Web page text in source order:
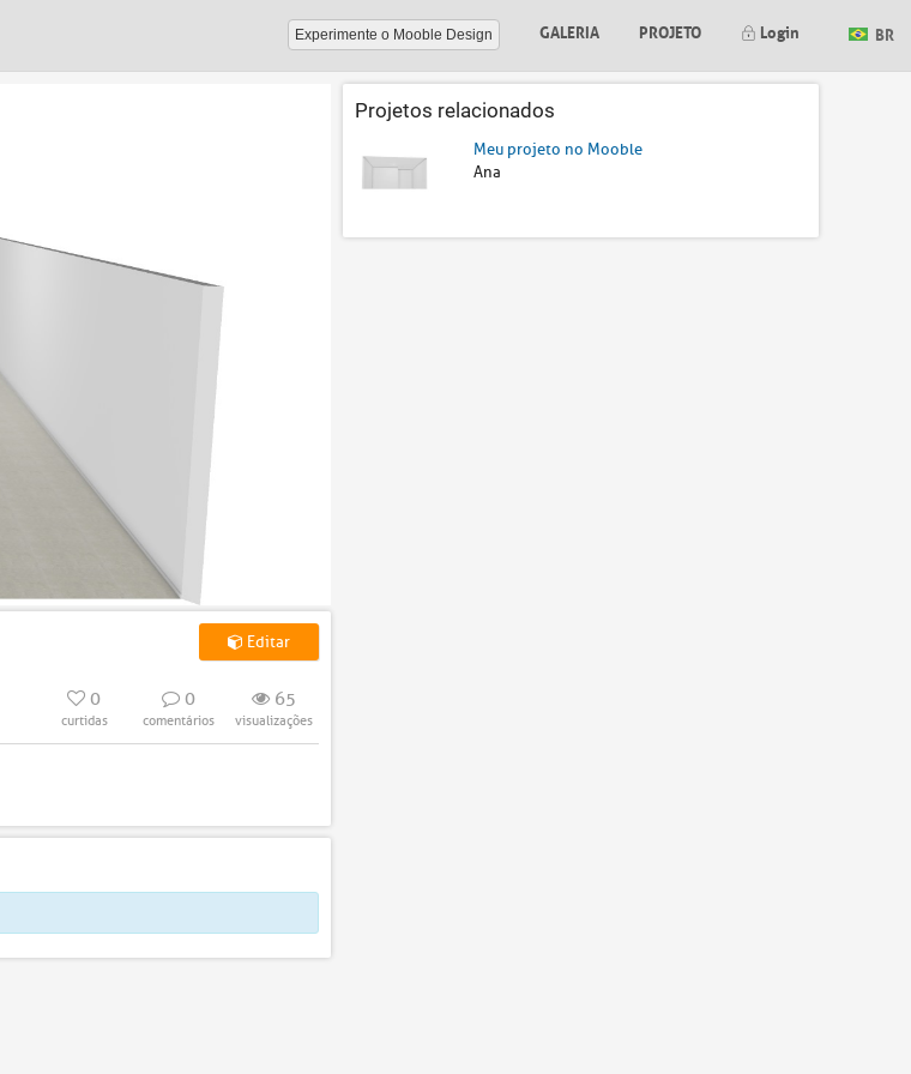
Experimente o Mooble Design GALERIA PROJETO Login BR
Editar
0
curtidas
0
comentários
65
visualizações
Projetos relacionados
Meu projeto no Mooble
Ana